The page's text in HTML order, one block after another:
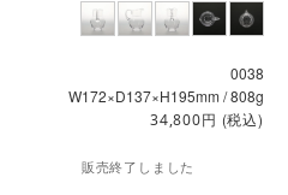
0038
W172×D137×H195mm / 808g
34,800円 (税込)
販売終了しました